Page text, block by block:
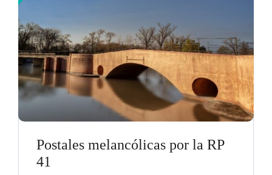
Postales melancólicas por la RP
41